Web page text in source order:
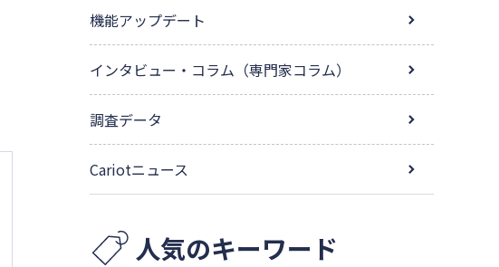
機能アップデート
インタビュー・コラム（専門家コラム）
調査データ
Cariotニュース
人気のキーワード